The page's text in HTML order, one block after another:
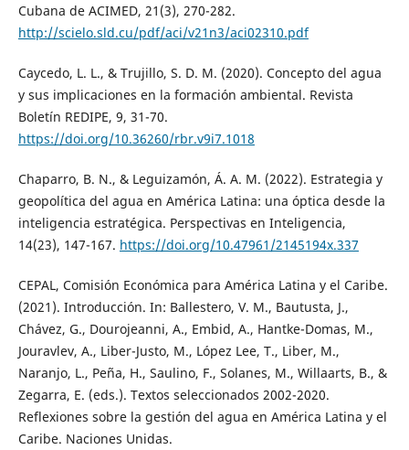
Cubana de ACIMED, 21(3), 270-282.
http://scielo.sld.cu/pdf/aci/v21n3/aci02310.pdf
Caycedo, L. L., & Trujillo, S. D. M. (2020). Concepto del agua
y sus implicaciones en la formación ambiental. Revista
Boletín REDIPE, 9, 31-70.
https://doi.org/10.36260/rbr.v9i7.1018
Chaparro, B. N., & Leguizamón, Á. A. M. (2022). Estrategia y
geopolítica del agua en América Latina: una óptica desde la
inteligencia estratégica. Perspectivas en Inteligencia,
14(23), 147-167. https://doi.org/10.47961/2145194x.337
CEPAL, Comisión Económica para América Latina y el Caribe.
(2021). Introducción. In: Ballestero, V. M., Bautusta, J.,
Chávez, G., Dourojeanni, A., Embid, A., Hantke-Domas, M.,
Jouravlev, A., Liber-Justo, M., López Lee, T., Liber, M.,
Naranjo, L., Peña, H., Saulino, F., Solanes, M., Willaarts, B., &
Zegarra, E. (eds.). Textos seleccionados 2002-2020.
Reflexiones sobre la gestión del agua en América Latina y el
Caribe. Naciones Unidas.